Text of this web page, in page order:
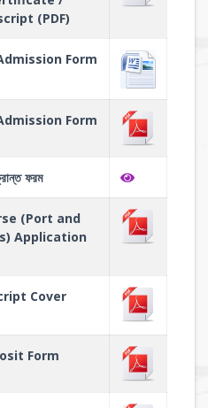
(PDF)
Form
Form
ফরম
(Port and
Application
Cover
Form